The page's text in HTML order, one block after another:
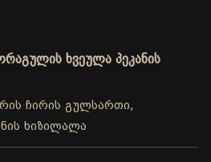
ხვეულა პეკანის
ჩირის გულსართი,
ხიზილალა